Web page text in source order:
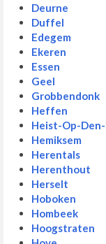
Deurne
Duffel
Edegem
Ekeren
Essen
Geel
Grobbendonk
Heffen
Heist-Op-
Hemiksem
Herentals
Herenthout
Herselt
Hoboken
Hombeek
Hoogstraten